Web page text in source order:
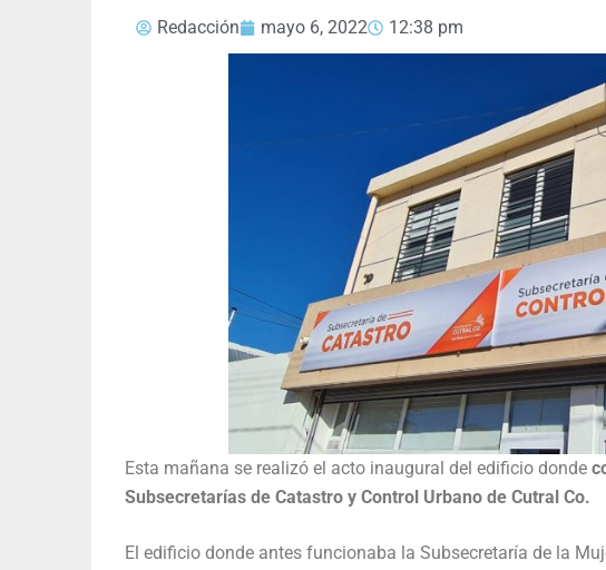
Redacción
mayo 6, 2022 12:38 pm
Esta mañana se realizó el acto inaugural del edificio donde
Subsecretarías de Catastro y Control Urbano de Cutral Co.
El edificio donde antes funcionaba la Subsecretaría de la